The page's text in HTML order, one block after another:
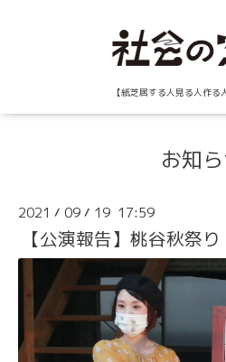
【紙芝居する人見る人作る
お知
2021 / 09 / 19 17:59
【公演報告】桃谷秋祭り